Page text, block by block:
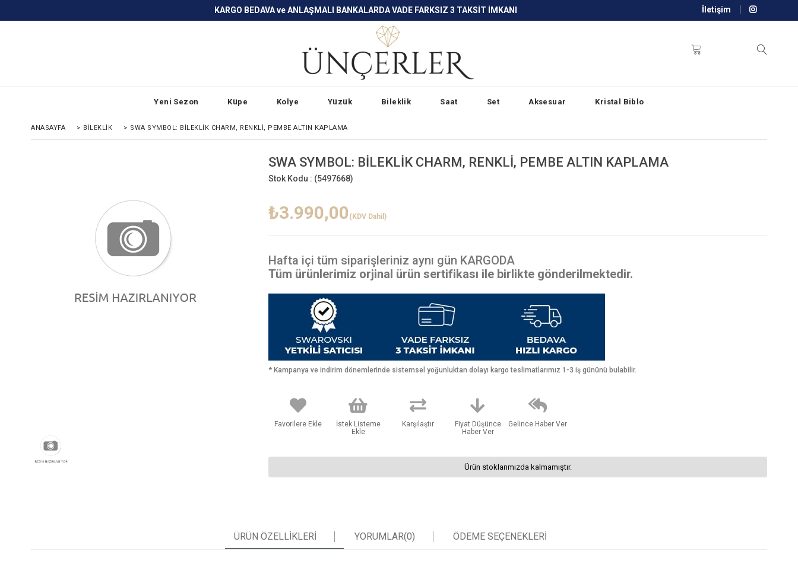
KARGO BEDAVA ve ANLAŞMALI BANKALARDA VADE FARKSIZ 3 TAKSİT İMKANI İletişim
Yeni Sezon Küpe Kolye Yüzük Bileklik Saat Set Aksesuar Kristal Biblo
ANASAYFA > BİLEKLİK > SWA SYMBOL: BİLEKLİK CHARM, RENKLİ, PEMBE ALTIN KAPLAMA
SWA SYMBOL: BİLEKLİK CHARM, RENKLİ, PEMBE ALTIN KAPLAMA
Stok Kodu : (5497668)
₺3.990,00 (KDV Dahil)
Hafta içi tüm siparişleriniz aynı gün KARGODA
Tüm ürünlerimiz orjinal ürün sertifikası ile birlikte gönderilmektedir.
* Kampanya ve indirim dönemlerinde sistemsel yoğunluktan dolayı kargo teslimatlarımız 1-3 iş gününü bulabilir.
Favorilere Ekle
İstek Listeme
Ekle
Karşılaştır
Fiyat Düşünce
Haber Ver
Gelince Haber Ver
Ürün stoklarımızda kalmamıştır.
ÜRÜN ÖZELLIKLERI YORUMLAR(0) ÖDEME SEÇENEKLERI